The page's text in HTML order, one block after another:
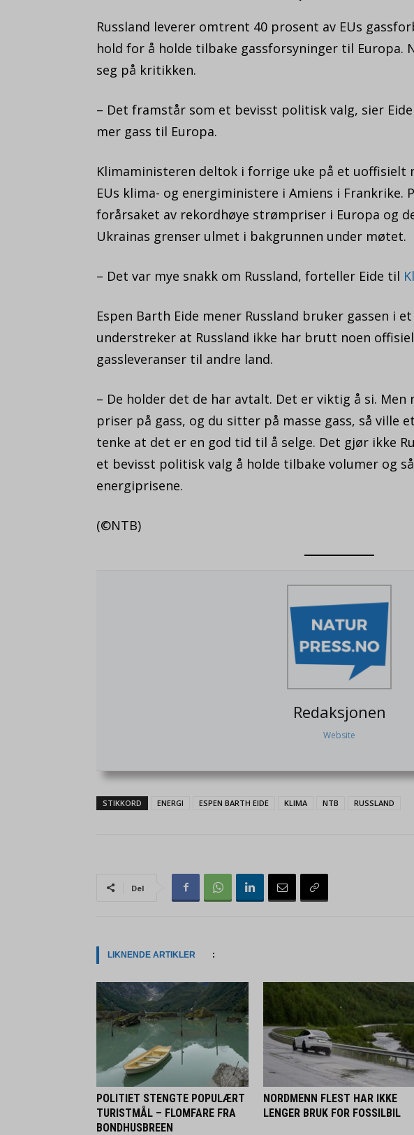
Russland leverer omtrent 40 prosent av EUs
hold for å holde tilbake gassforsyninger til Europa.
seg på kritikken.
– Det framstår som et bevisst politisk valg, sier
mer gass til Europa.
Klimaministeren deltok i forrige uke på et uoffisielt
EUs klima- og energiministere i Amiens i Frankrike.
forårsaket av rekordhøye strømpriser i Europa og
Ukrainas grenser ulmet i bakgrunnen under møtet.
– Det var mye snakk om Russland, forteller Eide til
Espen Barth Eide mener Russland bruker gassen i
understreker at Russland ikke har brutt noen
gassleveranser til andre land.
– De holder det de har avtalt. Det er viktig å si. Men
priser på gass, og du sitter på masse gass, så ville
tenke at det er en god tid til å selge. Det gjør ikke
et bevisst politisk valg å holde tilbake volumer og
energiprisene.
(©NTB)
Redaksjonen
Website
STIKKORD ENERGI ESPEN BARTH EIDE KLIMA NTB RUSSLAND
Del
LIKNENDE ARTIKLER :
POLITIET STENGTE POPULÆRT
TURISTMÅL – FLOMFARE FRA
BONDHUSBREEN
NORDMENN FLEST HAR IKKE
LENGER BRUK FOR FOSSILBIL